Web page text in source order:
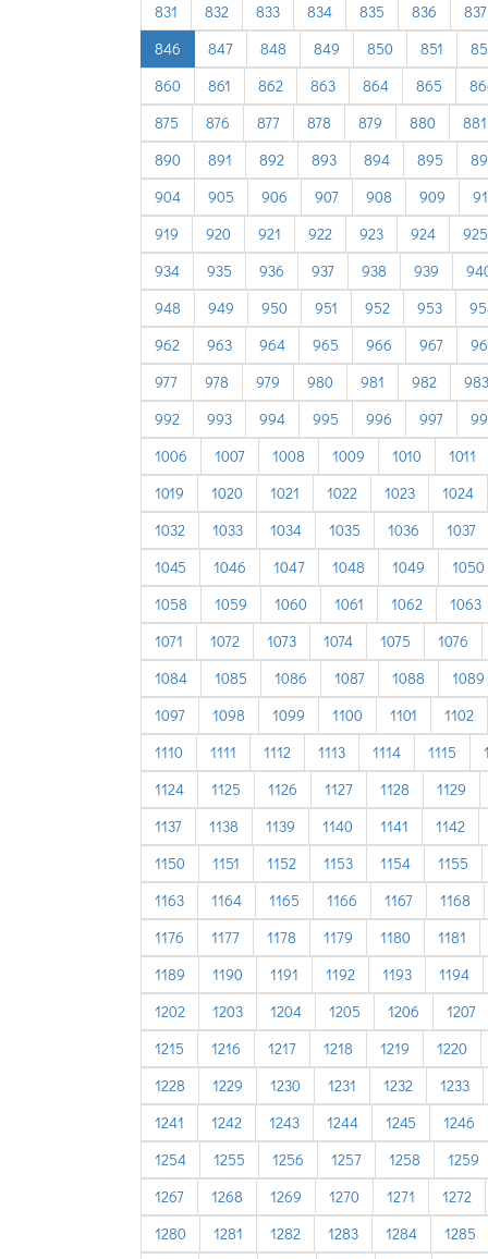
831
832 833 834 835 836
837
846
847 848 849 850 851
860
861 862 863 864 865
875
876 877 878 879 880
881
890
891 892 893 894 895
904
905 906 907 908 909
919
920 921 922 923 924
925
934
935 936 937 938 939
948
949 950 951 952 953
962
963 964 965 966 967
977
978 979 980 981 982
983
992
993 994 995 996 997
1006
1007 1008 1009 1010
1011
1019
1020 1021 1022 1023
1024
1032
1033 1034 1035 1036
1037
1045
1046 1047 1048 1049
1050
1058
1059 1060 1061 1062
1063
1071
1072 1073 1074 1075
1076
1084
1085 1086 1087 1088
1089
1097
1098 1099 1100 1101
1102
1110
1111 1112 1113 1114 1115
1124
1125 1126 1127 1128
1129
1137
1138 1139 1140 1141
1142
1150
1151 1152 1153 1154
1155
1163
1164 1165 1166 1167
1168
1176
1177 1178 1179 1180
1181
1189
1190 1191 1192 1193
1194
1202
1203 1204 1205 1206
1207
1215
1216 1217 1218 1219
1220
1228
1229 1230 1231 1232
1233
1241
1242 1243 1244 1245
1246
1254
1255 1256 1257 1258
1259
1267
1268 1269 1270 1271
1272
1280
1281 1282 1283 1284
1285